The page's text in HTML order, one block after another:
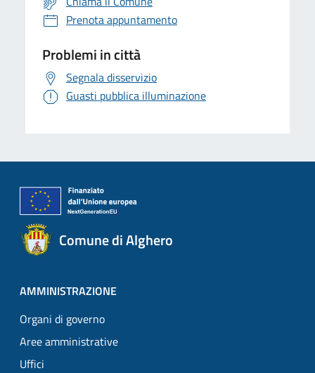
Prenota appuntamento
Problemi in città
Segnala disservizio
Guasti pubblica illuminazione
Comune di Alghero
AMMINISTRAZIONE
Organi di governo
Aree amministrative
Uffici